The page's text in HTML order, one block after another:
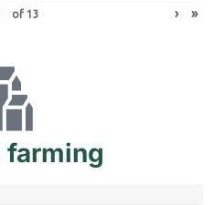
of 13 › »
farming